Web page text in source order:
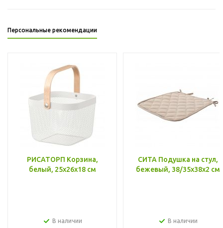
Персональные рекомендации
РИСАТОРП Корзина,
белый, 25x26x18 см
В наличии
СИТА Подушка на стул,
бежевый, 38/35x38x2 см
В наличии